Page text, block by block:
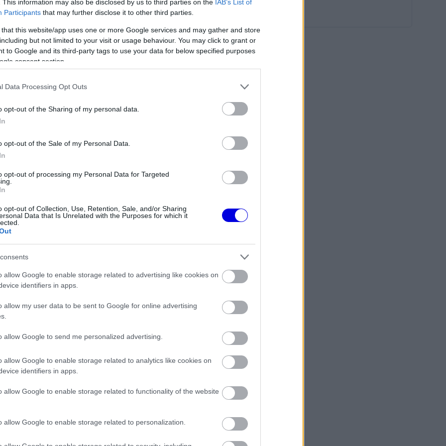
This information may also be disclosed by us to third parties on the IAB’s List of
Participants that may further disclose it to other third parties.
that this website/app uses one or more Google services and may gather and store
but not limited to your visit or usage behaviour. You may click to grant or
to Google and its third-party tags to use your data for below specified purposes
consent section.
Data Processing Opt Outs
opt-out of the Sharing of my personal data.
opt-out of the Sale of my Personal Data.
opt-out of processing my Personal Data for Targeted
opt-out of Collection, Use, Retention, Sale, and/or Sharing
Data that Is Unrelated with the Purposes for which it
allow Google to enable storage related to advertising like cookies on
identifiers in apps.
allow my user data to be sent to Google for online advertising
allow Google to send me personalized advertising.
allow Google to enable storage related to analytics like cookies on
identifiers in apps.
allow Google to enable storage related to functionality of the website
allow Google to enable storage related to personalization.
Hasonló stratégiát alkalmazott Lewis
Rosberget próbálta bajnoki vereségbe
döntést hozott
az F1-ben
Fontos kulcsembert csábított
át riválisától a Red Bull
nem tart attól, hogy Verstappen
ki a lapjait, őszintén szólva nem
izgalmas versenyre van kilátás, de
és a fair versenyzés keretein belül
játszhat abban, ha Verstappen
edzések során a vártnál nagyobb mértékű
hogy pusztán a gumik állapota miatt is
stratégiai megfontolásból az élen haladó